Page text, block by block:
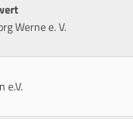
Werne e. V.
e.V.